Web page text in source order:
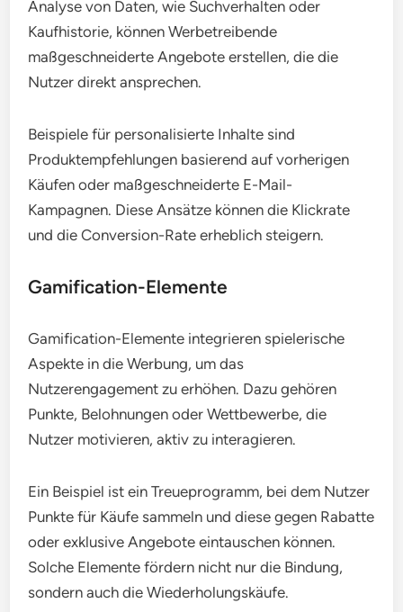
Analyse von Daten, wie Suchverhalten oder
Kaufhistorie, können Werbetreibende
maßgeschneiderte Angebote erstellen, die die
Nutzer direkt ansprechen.
Beispiele für personalisierte Inhalte sind
Produktempfehlungen basierend auf vorherigen
Käufen oder maßgeschneiderte E-Mail-
Kampagnen. Diese Ansätze können die Klickrate
und die Conversion-Rate erheblich steigern.
Gamification-Elemente
Gamification-Elemente integrieren spielerische
Aspekte in die Werbung, um das
Nutzerengagement zu erhöhen. Dazu gehören
Punkte, Belohnungen oder Wettbewerbe, die
Nutzer motivieren, aktiv zu interagieren.
Ein Beispiel ist ein Treueprogramm, bei dem Nutzer
Punkte für Käufe sammeln und diese gegen Rabatte
oder exklusive Angebote eintauschen können.
Solche Elemente fördern nicht nur die Bindung,
sondern auch die Wiederholungskäufe.